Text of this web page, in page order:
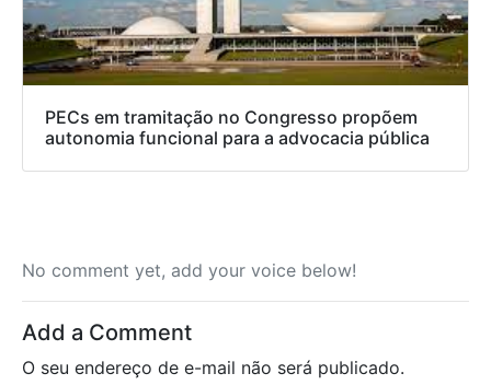
PECs em tramitação no Congresso propõem
autonomia funcional para a advocacia pública
No comment yet, add your voice below!
Add a Comment
O seu endereço de e-mail não será publicado.